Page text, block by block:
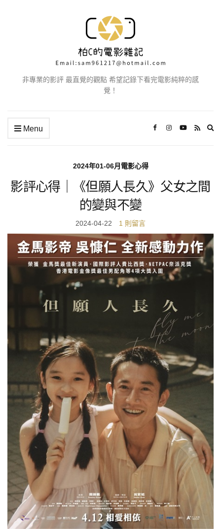
非專業的影評 最直覺的觀點 希望記錄下看完電影純粹的感
覺！
Menu
2024年01-06月電影心得
影評心得｜《但願人長久》父女之間
的變與不變
2024-04-22 1 則留言